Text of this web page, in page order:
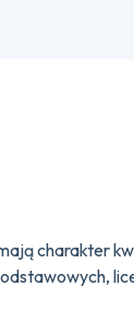
charakter